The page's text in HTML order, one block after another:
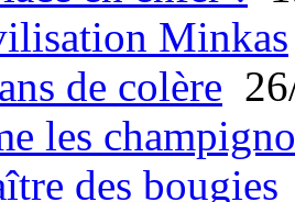
Minkas
de colère
les
des bougies